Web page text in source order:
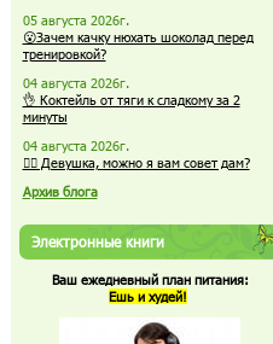
05 августа 2026г.
😮Зачем качку нюхать шоколад перед
тренировкой?
04 августа 2026г.
👌 Коктейль от тяги к сладкому за 2
минуты
04 августа 2026г.
🏋️‍♀️ Девушка, можно я вам совет дам?
Архив блога
Электронные книги
Ваш ежедневный план питания:
Ешь и худей!